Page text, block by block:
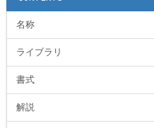
名称
ライブラリ
書式
解説